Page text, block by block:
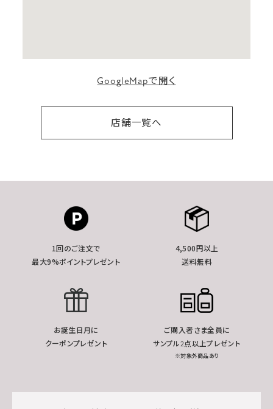
GoogleMapで開く
店舗一覧へ
1回のご注文で
最大9%ポイントプレゼント
4,500円以上
送料無料
お誕生日月に
クーポンプレゼント
ご購入者さま全員に
サンプル2点以上プレゼント
※対象外商品あり